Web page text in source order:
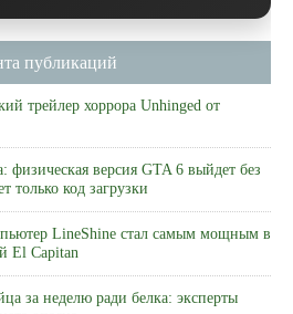
публикаций
трейлер хоррора Unhinged от
физическая версия GTA 6 выйдет без
только код загрузки
LineShine стал самым мощным в
El Capitan
за неделю ради белка: эксперты